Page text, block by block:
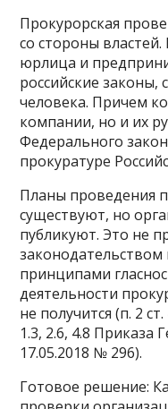
Прокурорская
со стороны
юрлица и
российские
человека. Причем
компании, но и их
Федерального
прокуратуре
Планы проведения
существуют, но
публикуют. Это не
законодательством
принципами
деятельности
не получится (п. 2
1.3, 2.6, 4.8 Приказа
17.05.2018 № 296).
Готовое решение: